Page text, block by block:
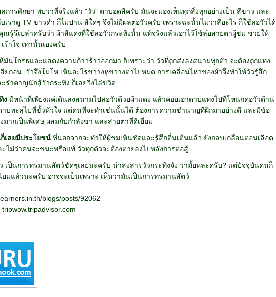
ลการศึกษา พบว่าที่จริงแล้ว "วัว" ตาบอดสีครับ มันจะมองเห็นทุกสิ่งทุกอย่างเป็น สีขาว และ
เราดู TV ขาวดำ ก็ไม่ปาน สีใดๆ จึงไม่มีผลต่อวัวครับ เพราะฉะนั้นไม่ว่าสีอะไร ก็ใช้ล่อวัวได้
รู้รึเปล่าครับว่า ผ้าสีแดงที่ใช้ล่อวัวกระทิงนั้น แท้จริงแล้วเอาไว้ใช้ล่อสายตาผู้ชม ช่วยให้
ร้าใจ เท่านั้นเองครับ
มันโกรธและแสดงความก้าวร้าวออกมา ก็เพราะว่า วัวที่ถูกส่งลงสนามทุกตัว จะต้องถูกแทง
สียก่อน วัวจึงโมโห เห็นอะไรขวางหูขวางตาไปหมด การเคลื่อนไหวของผ้าจึงทำให้วัวรู้สึก
รำคาญนักสู้วัวกระทิง ก็เลยวิ่งไล่ขวิด
ง มีหน้าที่เพียงแค่เดินลงสนามไปล่อวัวด้วยผ้าแดง แล้วคอยเอาดาบแทงไปที่โหนกคอวัวด้าน
าบทะลุไปที่ขั้วหัวใจ แต่คนที่จะทำเช่นนั้นได้ ต้องการความชำนาญที่ฝึกมาอย่างดี และมีข้อ
มากเป็นพิเศษ ผสมกับกำลังขา และสายตาที่ดีเยี่ยม
เลยมีประโยชน์ ที่นอกจากจะทำให้ผู้ชมเห็นชัดและรู้สึกตื่นเต้นแล้ว ยังกลบเกลื่อนตอนเลือด
ะไม่ว่าคนจะชนะหรือแพ้ วัวทุกตัวจะต้องตายลงไปหลังการต่อสู้
เป็นการทรมานสัตว์ชัดๆเลยนะครับ น่าสงสารวัวกระทิงจัง ว่ามั้ยหละครับ? แต่ปัจจุบันคนก็
ยมแล้วนะครับ อาจจะเป็นเพราะ เห็นว่ามันเป็นการทรมานสัตว์
blogs/posts/92062